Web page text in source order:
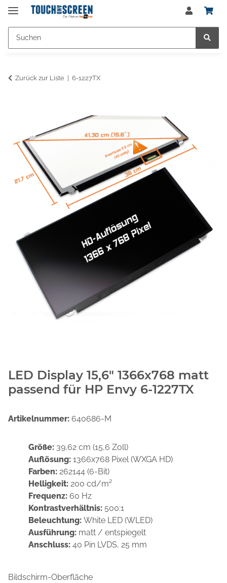
Zurück zur Liste 6-1227TX
LED Display 15,6" 1366x768 matt
passend für HP Envy 6-1227TX
Artikelnummer: 640686-M
Größe: 39,62 cm (15,6 Zoll)
Auflösung: 1366x768 Pixel (WXGA HD)
Farben: 262144 (6-Bit)
Helligkeit: 200 cd/m²
Frequenz: 60 Hz
Kontrastverhältnis: 500:1
Beleuchtung: White LED (WLED)
Ausführung: matt / entspiegelt
Anschluss: 40 Pin LVDS, 25 mm
Bildschirm-Oberfläche